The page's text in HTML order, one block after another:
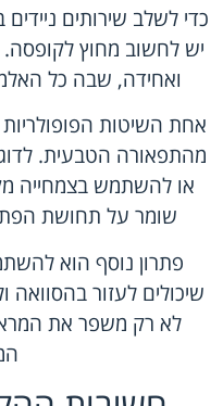
כדי לשלב שירותים
יש לחשוב מחוץ
ואחידה, שבה כל
אחת השיטות
מהתפאורה הטבעית.
או להשתמש בצמחייה
שומר על תחושת
פתרון נוסף הוא
שיכולים לעזור
לא רק משפר את